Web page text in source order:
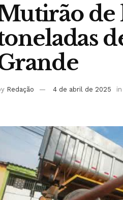
de
Redação 4 de abril de 2025 in